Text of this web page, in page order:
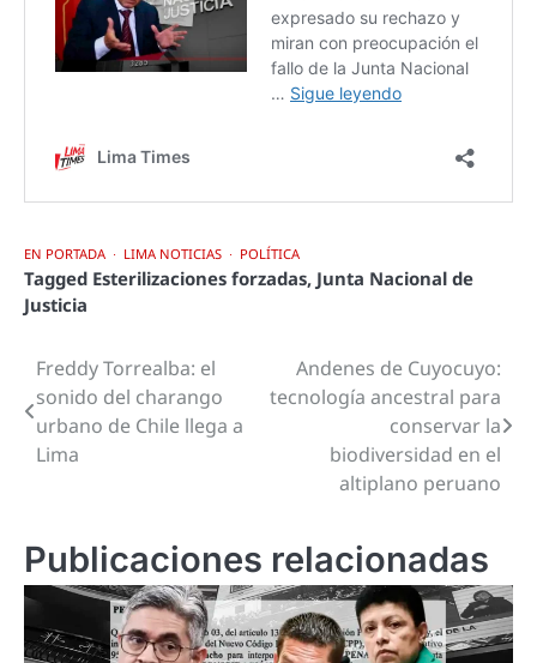
EN PORTADA LIMA NOTICIAS POLÍTICA
Tagged Esterilizaciones forzadas, Junta Nacional de
Justicia
Navegación
de
entradas
Freddy Torrealba: el
sonido del charango
urbano de Chile llega a
Lima
Andenes de Cuyocuyo:
tecnología ancestral para
conservar la
biodiversidad en el
altiplano peruano
Publicaciones relacionadas